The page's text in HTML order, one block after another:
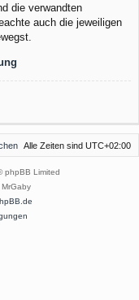
die verwandten
auch die jeweiligen
Alle Zeiten sind UTC+02:00
phpBB Limited